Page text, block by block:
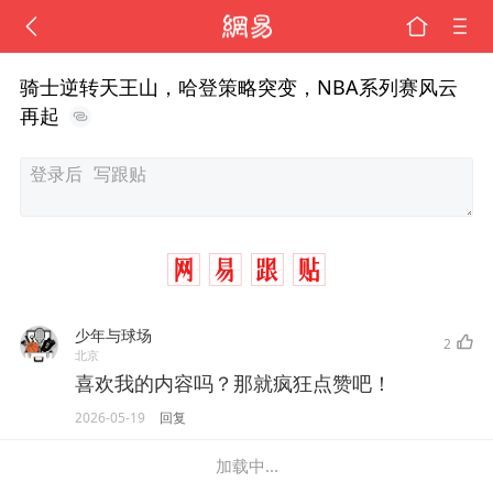
骑士逆转天王山，哈登策略突变，NBA系列赛风云
再起
少年与球场
北京
2
喜欢我的内容吗？那就疯狂点赞吧！
2026-05-19 回复
加载中...